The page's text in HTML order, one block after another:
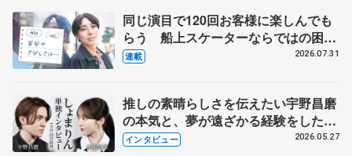
同じ演目で120回お客様に楽しんでも
らう 船上スケーターならではの困難
とは 影響あったPIW前キャプテン松
連載 2026.07.31
推しの素晴らしさを伝えたい宇野昌磨
の本気と、夢が遠ざかる経験をした本
田真凜の覚悟
インタビュー 2026.05.27